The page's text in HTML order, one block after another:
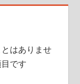
はありませ
です